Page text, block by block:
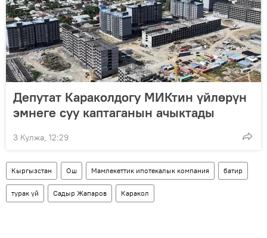
Депутат Караколдогу МИКтин үйлөрүн
эмнеге суу каптаганын ачыктады
3 Кулжа, 12:29
Кыргызстан Ош Мамлекеттик ипотекалык компания батир
турак үй Садыр Жапаров Каракол